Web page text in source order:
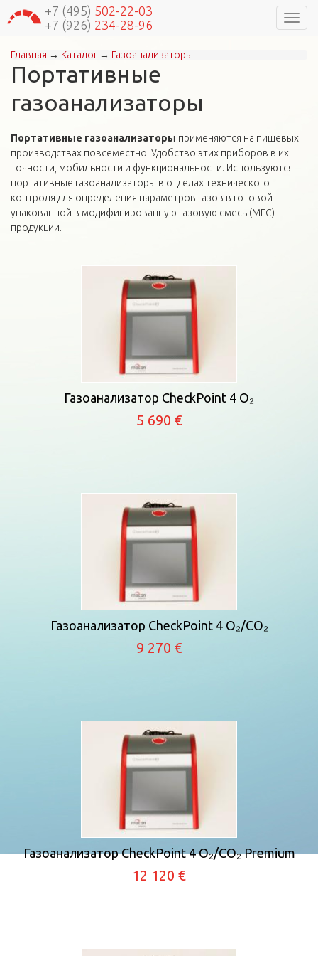
+7 (495) 502-22-03
+7 (926) 234-28-96
Вы здесь
Главная → Каталог→ Газоанализаторы
Портативные
газоанализаторы
Портативные газоанализаторы применяются на пищевых
производствах повсеместно. Удобство этих приборов в их
точности, мобильности и функциональности. Используются
портативные газоанализаторы в отделах технического
контроля для определения параметров газов в готовой
упакованной в модифицированную газовую смесь (МГС)
продукции.
Газоанализатор CheckPoint 4 O₂
5 690 €
Газоанализатор CheckPoint 4 O₂/CO₂
9 270 €
Газоанализатор CheckPoint 4 O₂/CO₂ Premium
12 120 €